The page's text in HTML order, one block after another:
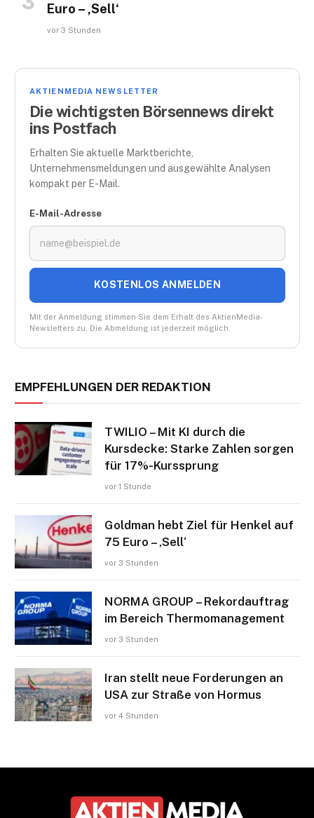
Euro – ‚Sell‘
vor 3 Stunden
AKTIENMEDIA NEWSLETTER
Die wichtigsten Börsennews direkt
ins Postfach
Erhalten Sie aktuelle Marktberichte,
Unternehmensmeldungen und ausgewählte Analysen
kompakt per E-Mail.
E-Mail-Adresse
KOSTENLOS ANMELDEN
Mit der Anmeldung stimmen Sie dem Erhalt des AktienMedia-
Newsletters zu. Die Abmeldung ist jederzeit möglich.
EMPFEHLUNGEN DER REDAKTION
TWILIO – Mit KI durch die
Kursdecke: Starke Zahlen sorgen
für 17%-Kurssprung
vor 1 Stunde
Goldman hebt Ziel für Henkel auf
75 Euro – ‚Sell‘
vor 3 Stunden
NORMA GROUP – Rekordauftrag
im Bereich Thermomanagement
vor 3 Stunden
Iran stellt neue Forderungen an
USA zur Straße von Hormus
vor 4 Stunden